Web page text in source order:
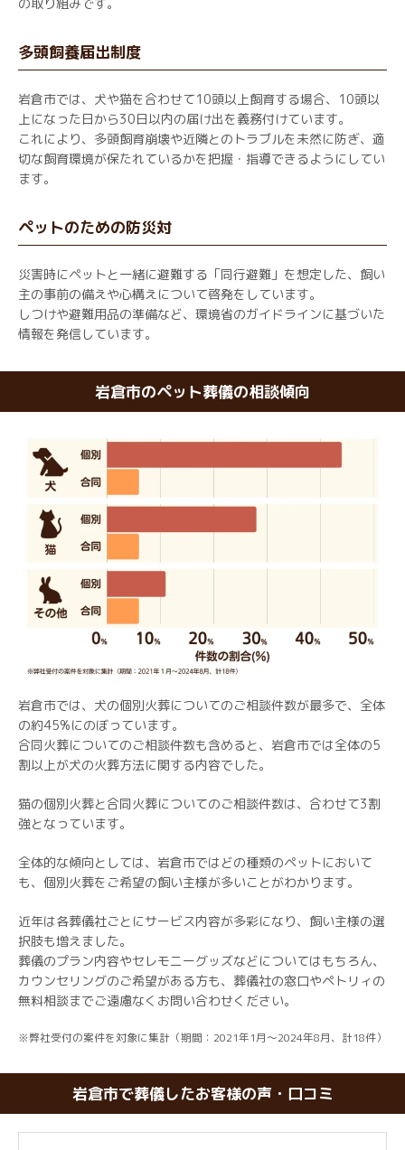
多頭飼養届出制度
岩倉市では、犬や猫を合わせて10頭以上飼育する場合、10頭以
上になった日から30日以内の届け出を義務付けています。
これにより、多頭飼育崩壊や近隣とのトラブルを未然に防ぎ、適
切な飼育環境が保たれているかを把握・指導できるようにしてい
ます。
ペットのための防災対
災害時にペットと一緒に避難する「同行避難」を想定した、飼い
主の事前の備えや心構えについて啓発をしています。
しつけや避難用品の準備など、環境省のガイドラインに基づいた
情報を発信しています。
岩倉市のペット葬儀の相談傾向
岩倉市では、犬の個別火葬についてのご相談件数が最多で、全体
の約45%にのぼっています。
合同火葬についてのご相談件数も含めると、岩倉市では全体の5
割以上が犬の火葬方法に関する内容でした。
猫の個別火葬と合同火葬についてのご相談件数は、合わせて3割
強となっています。
全体的な傾向としては、岩倉市ではどの種類のペットにおいて
も、個別火葬をご希望の飼い主様が多いことがわかります。
近年は各葬儀社ごとにサービス内容が多彩になり、飼い主様の選
択肢も増えました。
葬儀のプラン内容やセレモニーグッズなどについてはもちろん、
カウンセリングのご希望がある方も、葬儀社の窓口やペトリィの
無料相談までご遠慮なくお問い合わせください。
※弊社受付の案件を対象に集計（期間：2021年1月～2024年8月、計18件）
岩倉市で葬儀したお客様の声・口コミ